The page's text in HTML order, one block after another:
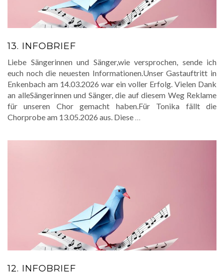
13. INFOBRIEF
Liebe Sängerinnen und Sänger,wie versprochen, sende ich
euch noch die neuesten Informationen.Unser Gastauftritt in
Enkenbach am 14.03.2026 war ein voller Erfolg. Vielen Dank
an alleSängerinnen und Sänger, die auf diesem Weg Reklame
für unseren Chor gemacht haben.Für Tonika fällt die
Chorprobe am 13.05.2026 aus. Diese …
12. INFOBRIEF